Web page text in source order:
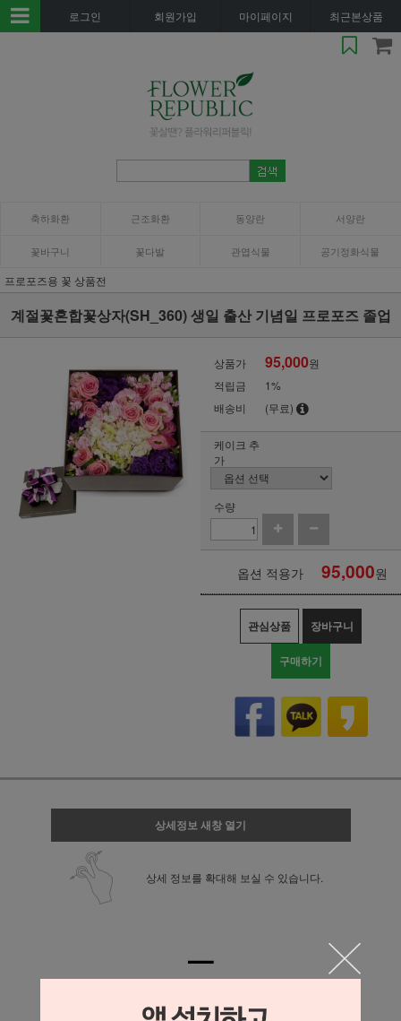
로그인 회원가입 마이페이지 최근본상품
축하화환 근조화환 동양란 서양란
꽃바구니 꽃다발 관엽식물 공기정화식물
프로포즈용 꽃 상품전
계절꽃혼합꽃상자(SH_360) 생일 출산 기념일 프로포즈 졸업
상품가 95,000원
적립금
1%
배송비
(무료)
케이크 추
가
수량
옵션 적용가 95,000원
관심상품 장바구니
구매하기
상세정보 새창 열기
상세 정보를 확대해 보실 수 있습니다.